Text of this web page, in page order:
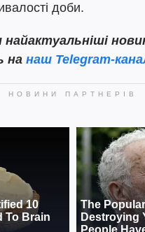
доби.
на наш Telegram-